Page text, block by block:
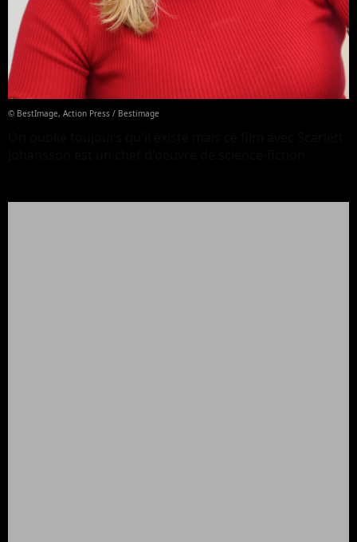
© BestImage, Action Press / Bestimage